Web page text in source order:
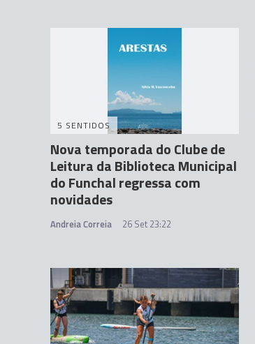
5 SENTIDOS
Nova temporada do Clube de
Leitura da Biblioteca Municipal
do Funchal regressa com
novidades
Andreia Correia 26 Set 23:22